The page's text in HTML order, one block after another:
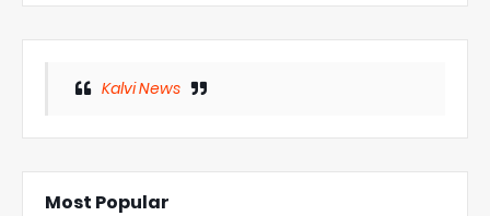
Kalvi News
Most Popular